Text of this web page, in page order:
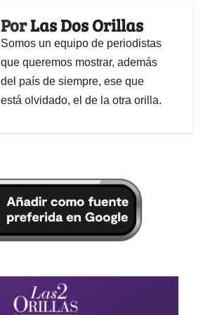
PorLas Dos Orillas
Somos un equipo de periodistas
que queremos mostrar, además
del país de siempre, ese que
está olvidado, el de la otra orilla.